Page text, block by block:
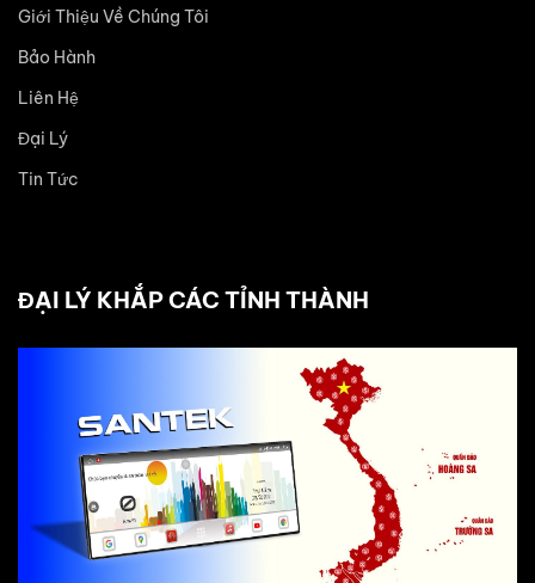
Giới Thiệu Về Chúng Tôi
Bảo Hành
Liên Hệ
Đại Lý
Tin Tức
ĐẠI LÝ KHẮP CÁC TỈNH THÀNH